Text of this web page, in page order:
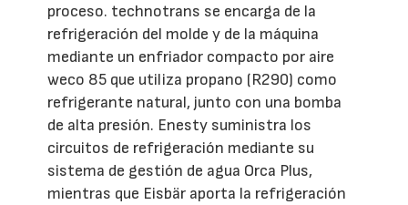
proceso. technotrans se encarga de la
refrigeración del molde y de la máquina
mediante un enfriador compacto por aire
weco 85 que utiliza propano (R290) como
refrigerante natural, junto con una bomba
de alta presión. Enesty suministra los
circuitos de refrigeración mediante su
sistema de gestión de agua Orca Plus,
mientras que Eisbär aporta la refrigeración